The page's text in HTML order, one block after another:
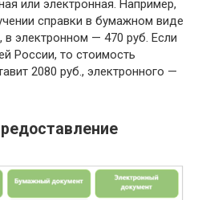
или электронная. Например,
справки в бумажном виде
в электронном — 470 руб. Если
России, то стоимость
2080 руб., электронного —